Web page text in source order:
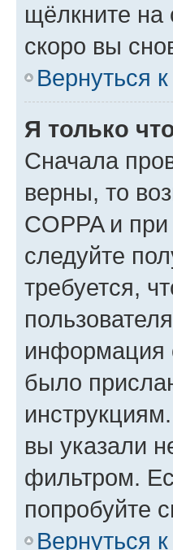
щёлкните на
скоро вы
Вернуться
Я только
Сначала
верны, то
COPPA и
следуйте
требуется,
информация
было
вы указали
фильтром.
попробуйте
Вернуться